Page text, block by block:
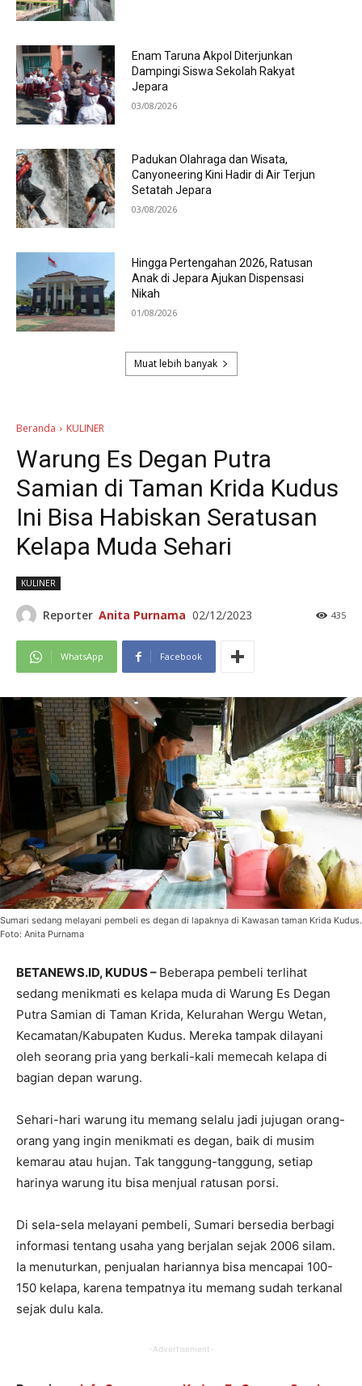
Enam Taruna Akpol Diterjunkan
Dampingi Siswa Sekolah Rakyat
Jepara
03/08/2026
Padukan Olahraga dan Wisata,
Canyoneering Kini Hadir di Air Terjun
Setatah Jepara
03/08/2026
Hingga Pertengahan 2026, Ratusan
Anak di Jepara Ajukan Dispensasi
Nikah
01/08/2026
Muat lebih banyak